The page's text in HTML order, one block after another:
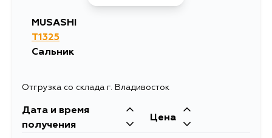
MUSASHI
T1325
Сальник
Отгрузка со склада г. Владивосток
Дата и время
получения
Цена